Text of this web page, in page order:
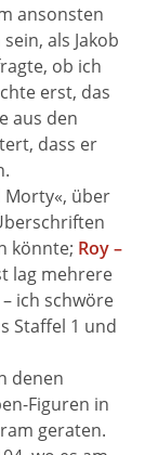
ansonsten
als Jakob
ob ich
erst, das
aus den
dass er
Morty«, über
könnte; Roy –
lag mehrere
ich schwöre
Staffel 1 und
denen
Figuren in
geraten.